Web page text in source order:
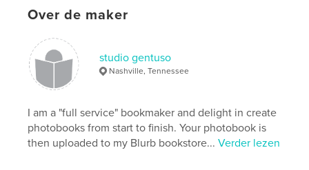
Over de maker
studio gentuso
Nashville, Tennessee
I am a "full service" bookmaker and delight in create
photobooks from start to finish. Your photobook is
then uploaded to my Blurb bookstore...Verder lezen